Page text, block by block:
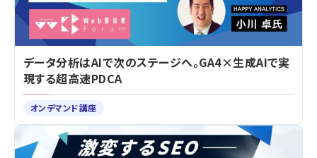
データ分析はAIで次のステージへ。GA4×生成AIで実
現する超高速PDCA
オンデマンド講座